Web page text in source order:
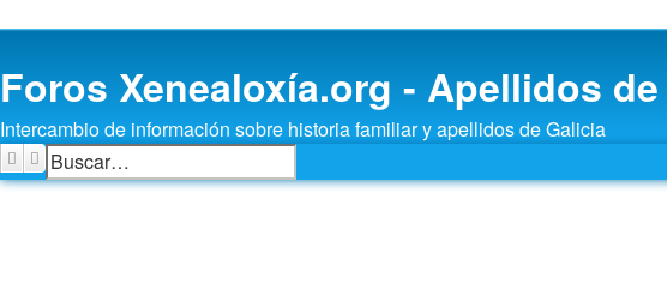
Foros Xenealoxía.org - Apellidos
Intercambio de información sobre historia familiar y apellidos de Galicia
BuscarBúsqueda avanzada